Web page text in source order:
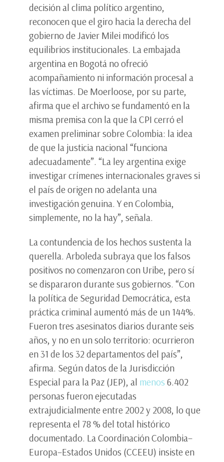
decisión al clima político argentino,
reconocen que el giro hacia la derecha del
gobierno de Javier Milei modificó los
equilibrios institucionales. La embajada
argentina en Bogotá no ofreció
acompañamiento ni información procesal a
las víctimas. De Moerloose, por su parte,
afirma que el archivo se fundamentó en la
misma premisa con la que la CPI cerró el
examen preliminar sobre Colombia: la idea
de que la justicia nacional “funciona
adecuadamente”. “La ley argentina exige
investigar crímenes internacionales graves si
el país de origen no adelanta una
investigación genuina. Y en Colombia,
simplemente, no la hay”, señala.
La contundencia de los hechos sustenta la
querella. Arboleda subraya que los falsos
positivos no comenzaron con Uribe, pero sí
se dispararon durante sus gobiernos. “Con
la política de Seguridad Democrática, esta
práctica criminal aumentó más de un 144%.
Fueron tres asesinatos diarios durante seis
años, y no en un solo territorio: ocurrieron
en 31 de los 32 departamentos del país”,
afirma. Según datos de la Jurisdicción
Especial para la Paz (JEP), al menos 6.402
personas fueron ejecutadas
extrajudicialmente entre 2002 y 2008, lo que
representa el 78 % del total histórico
documentado. La Coordinación Colombia–
Europa–Estados Unidos (CCEEU) insiste en